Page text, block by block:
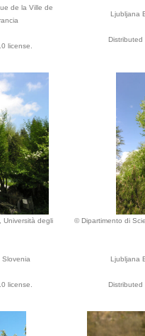
de la Ville de
license.
Ljubljana
Distributed
Università degli
license.
© Dipartimento di
Ljubljana
Distributed